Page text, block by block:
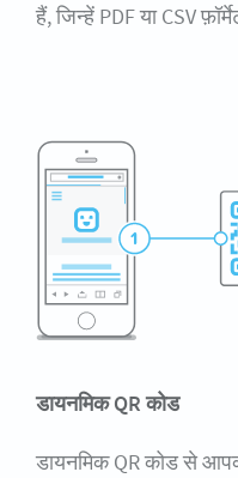
हैं, जिन्हें PDF या CSV
डायनमिक QR कोड
डायनमिक QR कोड से